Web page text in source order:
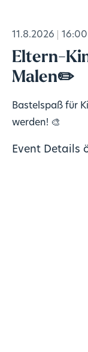
11.8.2026 16:00
Eltern-
Malen✏️
Bastelspaß für
werden! 🎨
Event Details